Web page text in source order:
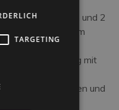
(1 Sonnenschirm und 2
Strandurlaub im
Komfort
den ganzen Tag mit
und Kinder mit
Sportturnieren und
TARGETING